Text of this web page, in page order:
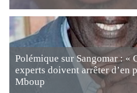
Polémique sur Sangomar : «
experts doivent arrêter d’en
Mboup